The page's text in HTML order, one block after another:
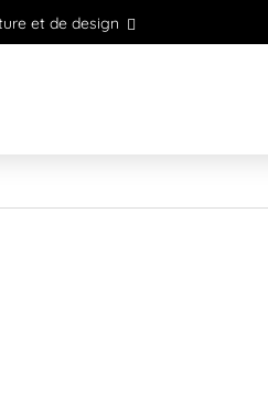
et de design